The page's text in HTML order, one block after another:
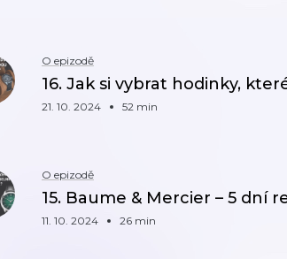
O epizodě
16. Jak si vybrat hodinky,
21. 10. 2024 52 min
O epizodě
15. Baume & Mercier – 5 dní
11. 10. 2024 26 min